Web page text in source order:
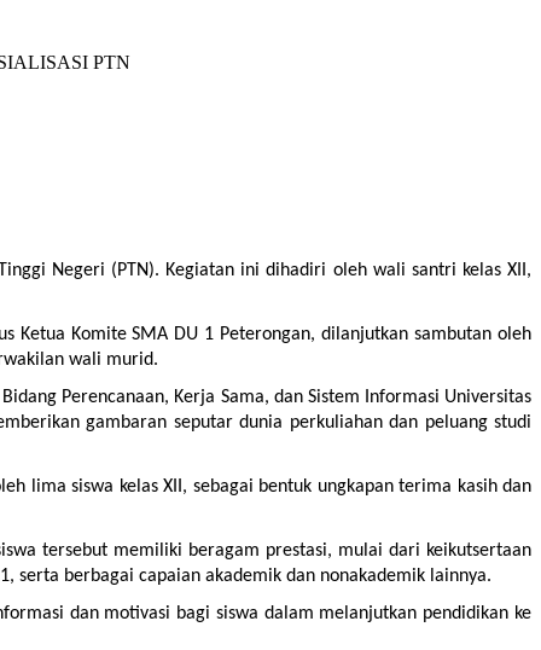
PTN
Negeri (PTN). Kegiatan ini dihadiri oleh wali santri kelas XII,
Ketua Komite SMA DU 1 Peterongan, dilanjutkan sambutan oleh
wali murid.
Perencanaan, Kerja Sama, dan Sistem Informasi Universitas
gambaran seputar dunia perkuliahan dan peluang studi
lima siswa kelas XII, sebagai bentuk ungkapan terima kasih dan
tersebut memiliki beragam prestasi, mulai dari keikutsertaan
serta berbagai capaian akademik dan nonakademik lainnya.
dan motivasi bagi siswa dalam melanjutkan pendidikan ke